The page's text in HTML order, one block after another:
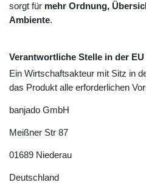
sorgt für mehr Ordnung,
Ambiente.
Verantwortliche Stelle in der EU
Ein Wirtschaftsakteur mit Sitz in
das Produkt alle erforderlichen
banjado GmbH
Meißner Str 87
01689 Niederau
Deutschland